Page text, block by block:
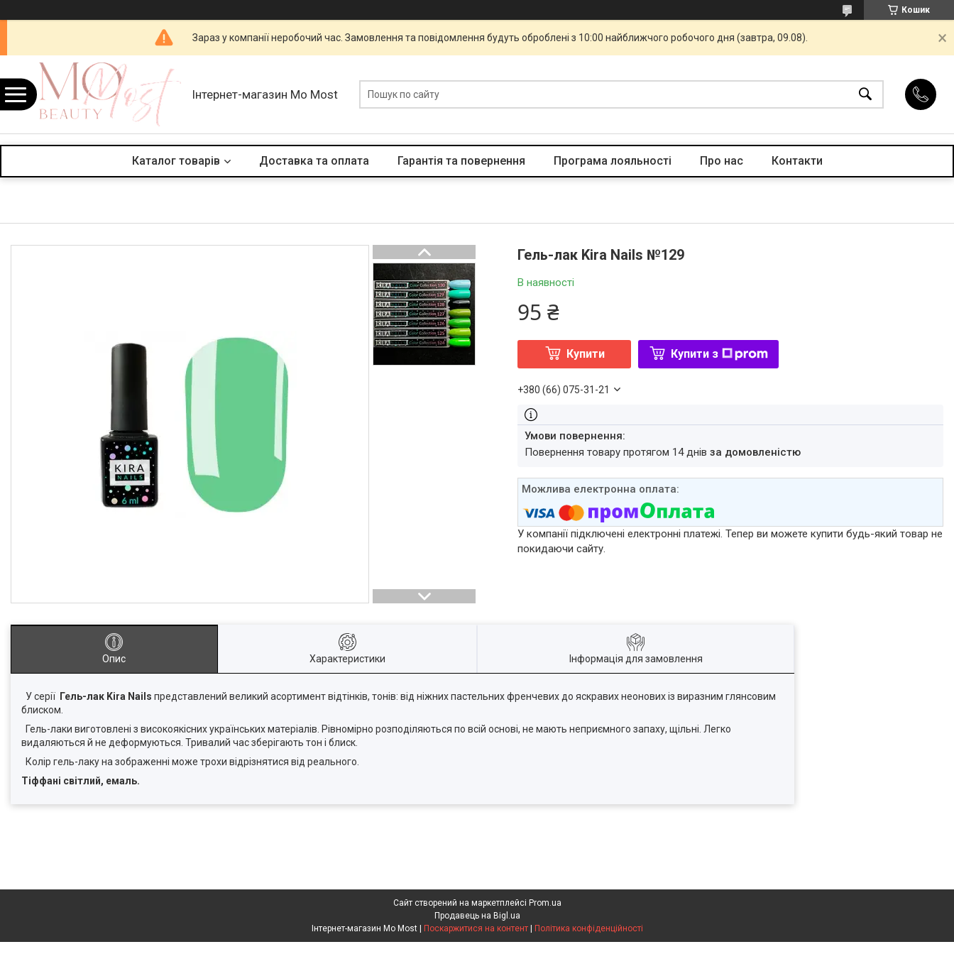
Кошик
Зараз у компанії неробочий час. Замовлення та повідомлення будуть оброблені з 10:00 найближчого робочого дня (завтра, 09.08).
Інтернет-магазин Mo Most
Каталог товарів Доставка та оплата Гарантія та повернення Програма лояльності Про нас Контакти
Гель-лак Kira Nails №129
В наявності
95 ₴
Купити Купити з
+380 (66) 075-31-21
повернення товару протягом 14 днівза домовленістю
У компанії підключені електронні платежі. Тепер ви можете купити будь-який товар не
покидаючи сайту.
Опис Характеристики Інформація для замовлення
У серії Гель-лак Kira Nails представлений великий асортимент відтінків, тонів: від ніжних пастельних френчевих до яскравих неонових із виразним глянсовим
блиском.
Гель-лаки виготовлені з високоякісних українських матеріалів. Рівномірно розподіляються по всій основі, не мають неприємного запаху, щільні. Легко
видаляються й не деформуються. Тривалий час зберігають тон і блиск.
Колір гель-лаку на зображенні може трохи відрізнятися від реального.
Тіффані світлий, емаль.
Сайт створений на маркетплейсі Prom.ua
Продавець на Bigl.ua
Поскаржитися на контент Політика конфіденційності